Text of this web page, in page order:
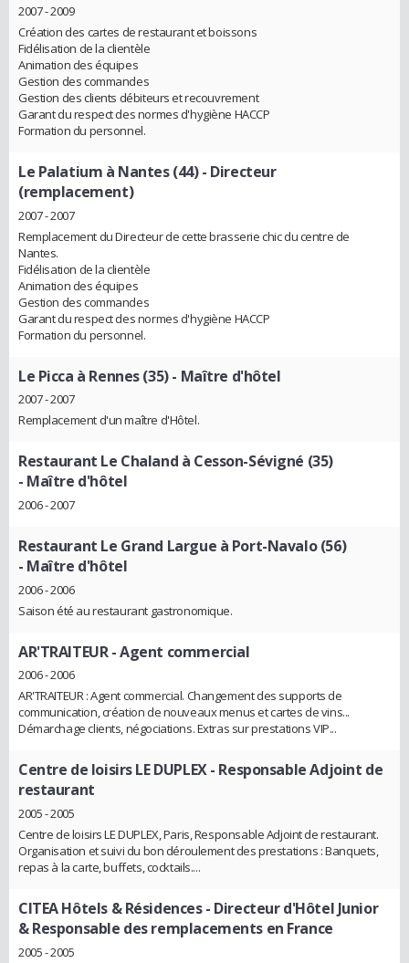
2007 - 2009
Création des cartes de restaurant et boissons
Fidélisation de la clientèle
Animation des équipes
Gestion des commandes
Gestion des clients débiteurs et recouvrement
Garant du respect des normes d'hygiène HACCP
Formation du personnel.
Le Palatium à Nantes (44)- Directeur
(remplacement)
2007 - 2007
Remplacement du Directeur de cette brasserie chic du centre de
Nantes.
Fidélisation de la clientèle
Animation des équipes
Gestion des commandes
Garant du respect des normes d'hygiène HACCP
Formation du personnel.
Le Picca à Rennes (35)- Maître d'hôtel
2007 - 2007
Remplacement d'un maître d'Hôtel.
Restaurant Le Chaland à Cesson-Sévigné (35)
- Maître d'hôtel
2006 - 2007
Restaurant Le Grand Largue à Port-Navalo (56)
- Maître d'hôtel
2006 - 2006
Saison été au restaurant gastronomique.
AR'TRAITEUR- Agent commercial
2006 - 2006
AR'TRAITEUR : Agent commercial. Changement des supports de
communication, création de nouveaux menus et cartes de vins...
Démarchage clients, négociations. Extras sur prestations VIP...
Centre de loisirs LE DUPLEX- Responsable Adjoint de
restaurant
2005 - 2005
Centre de loisirs LE DUPLEX, Paris, Responsable Adjoint de restaurant.
Organisation et suivi du bon déroulement des prestations : Banquets,
repas à la carte, buffets, cocktails....
CITEA Hôtels & Résidences- Directeur d'Hôtel Junior
& Responsable des remplacements en France
2005 - 2005